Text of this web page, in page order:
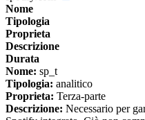
Nome
Tipologia
Proprieta
Descrizione
Durata
Nome: sp_t
Tipologia: analitico
Proprieta: Terza-parte
Descrizione: Necessario per